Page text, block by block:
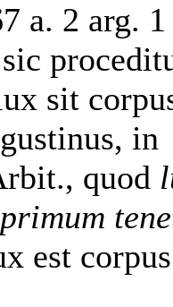
a. 2 arg. 1
sit
in
quod
est